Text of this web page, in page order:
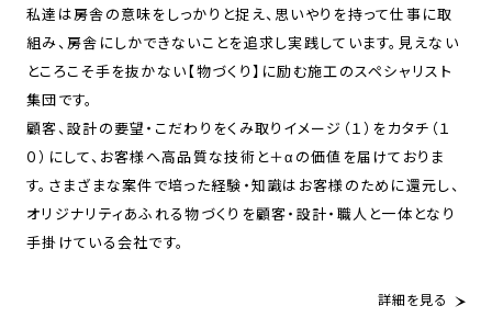
私達は房舎の意味をしっかりと捉え、思いやりを持って仕事に取
組み、房舎にしかできないことを追求し実践しています。見えない
ところこそ手を抜かない【物づくり】に励む施工のスペシャリスト
集団です。
顧客、設計の要望・こだわりをくみ取りイメージ（１）をカタチ（１
０）にして、お客様へ高品質な技術と＋αの価値を届けておりま
す。さまざまな案件で培った経験・知識はお客様のために還元し、
オリジナリティあふれる物づくりを顧客・設計・職人と一体となり
手掛けている会社です。
詳細を見る